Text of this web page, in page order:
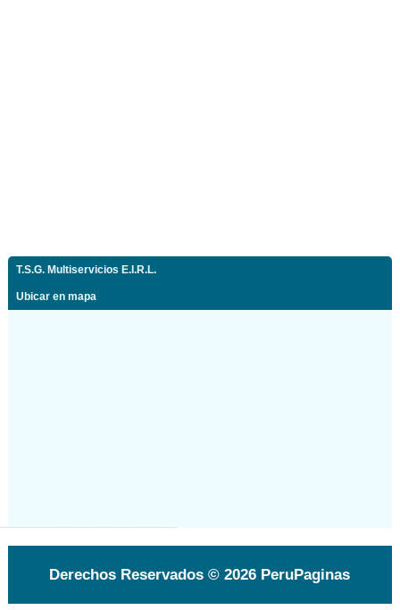
T.S.G. Multiservicios E.I.R.L.
Ubicar en mapa
Derechos Reservados © 2026 PeruPaginas